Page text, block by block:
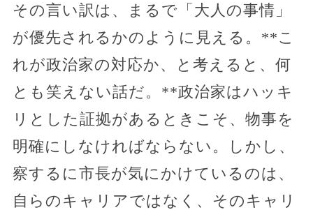
その言い訳は、まるで「大人の事情」
が優先されるかのように見える。**こ
れが政治家の対応か、と考えると、何
とも笑えない話だ。**政治家はハッキ
リとした証拠があるときこそ、物事を
明確にしなければならない。しかし、
察するに市長が気にかけているのは、
自らのキャリアではなく、そのキャリ